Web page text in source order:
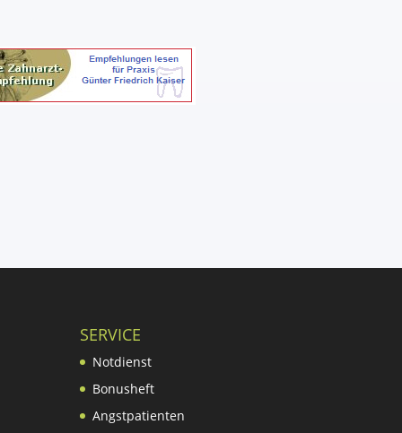
SERVICE
Notdienst
Bonusheft
Angstpatienten